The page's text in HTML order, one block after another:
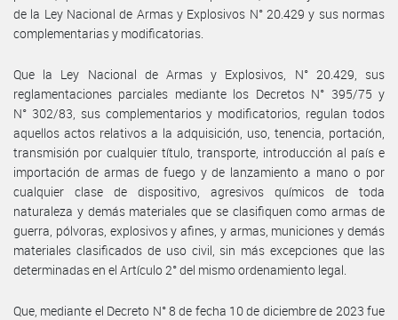
de la Ley Nacional de Armas y Explosivos N° 20.429 y sus normas
complementarias y modificatorias.
Que la Ley Nacional de Armas y Explosivos, N° 20.429, sus
reglamentaciones parciales mediante los Decretos N° 395/75 y
N° 302/83, sus complementarios y modificatorios, regulan todos
aquellos actos relativos a la adquisición, uso, tenencia, portación,
transmisión por cualquier título, transporte, introducción al país e
importación de armas de fuego y de lanzamiento a mano o por
cualquier clase de dispositivo, agresivos químicos de toda
naturaleza y demás materiales que se clasifiquen como armas de
guerra, pólvoras, explosivos y afines, y armas, municiones y demás
materiales clasificados de uso civil, sin más excepciones que las
determinadas en el Artículo 2° del mismo ordenamiento legal.
Que, mediante el Decreto N° 8 de fecha 10 de diciembre de 2023 fue